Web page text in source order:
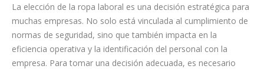
La elección de la ropa laboral es una decisión estratégica para
muchas empresas. No solo está vinculada al cumplimiento de
normas de seguridad, sino que también impacta en la
eficiencia operativa y la identificación del personal con la
empresa. Para tomar una decisión adecuada, es necesario